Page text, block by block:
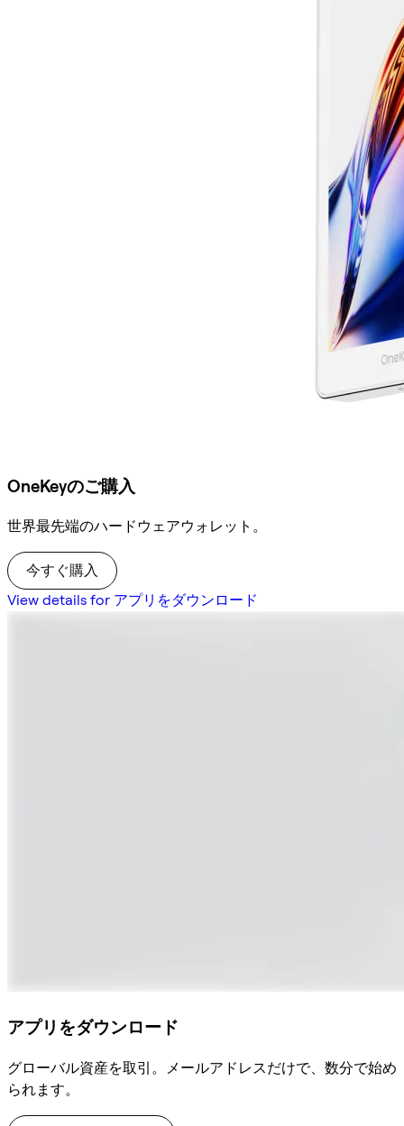
OneKeyのご購入
世界最先端のハードウェアウォレット。
今すぐ購入
View details for アプリをダウンロード
アプリをダウンロード
グローバル資産を取引。メールアドレスだけで、数分で始め
られます。